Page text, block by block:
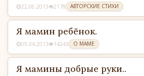
22.06.2013 2178 АВТОРСКИЕ СТИХИ
Я мамин ребёнок.
09.04.2013 14243 О МАМЕ
Я мамины добрые руки..